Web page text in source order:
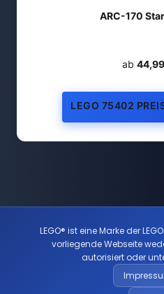
ARC-170
ab
LEGO 75402
LEGO® ist eine Marke der
vorliegende Webseite
autorisiert oder